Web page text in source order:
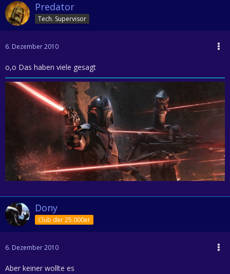
Predator
Tech. Supervisor
6. Dezember 2010
o,o Das haben viele gesagt
Dony
Club der 25.000er
6. Dezember 2010
Aber keiner wollte es